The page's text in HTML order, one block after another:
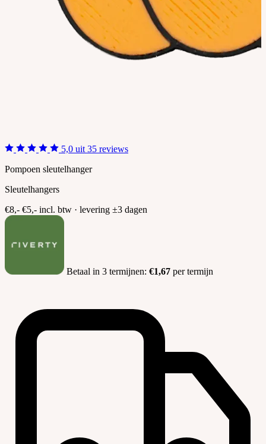
5,0 uit 35 reviews
Pompoen sleutelhanger
Sleutelhangers
€8,- €5,- incl. btw · levering ±3 dagen
Betaal in 3 termijnen: €1,67 per termijn